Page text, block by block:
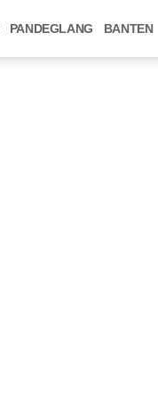
PANDEGLANG BANTEN